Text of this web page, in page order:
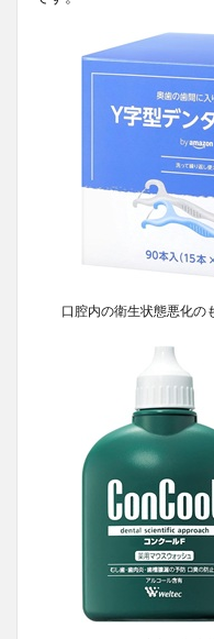
口腔内の衛生状態悪化の